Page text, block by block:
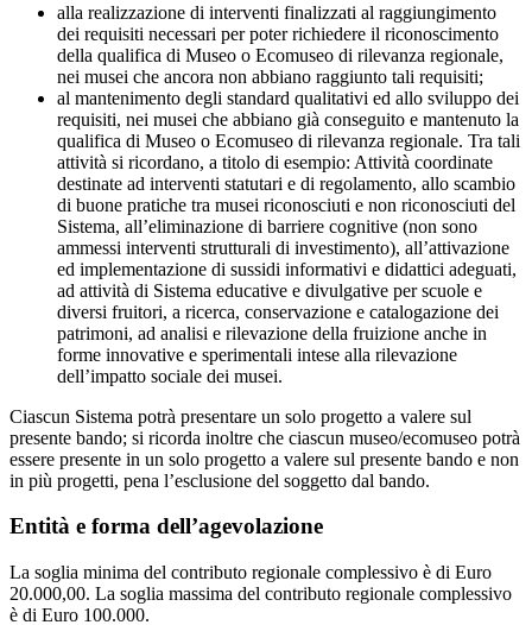
alla realizzazione di interventi finalizzati al raggiungimento
dei requisiti necessari per poter richiedere il riconoscimento
della qualifica di Museo o Ecomuseo di rilevanza regionale,
nei musei che ancora non abbiano raggiunto tali requisiti;
al mantenimento degli standard qualitativi ed allo sviluppo dei
requisiti, nei musei che abbiano già conseguito e mantenuto la
qualifica di Museo o Ecomuseo di rilevanza regionale. Tra tali
attività si ricordano, a titolo di esempio: Attività coordinate
destinate ad interventi statutari e di regolamento, allo scambio
di buone pratiche tra musei riconosciuti e non riconosciuti del
Sistema, all’eliminazione di barriere cognitive (non sono
ammessi interventi strutturali di investimento), all’attivazione
ed implementazione di sussidi informativi e didattici adeguati,
ad attività di Sistema educative e divulgative per scuole e
diversi fruitori, a ricerca, conservazione e catalogazione dei
patrimoni, ad analisi e rilevazione della fruizione anche in
forme innovative e sperimentali intese alla rilevazione
dell’impatto sociale dei musei.
Ciascun Sistema potrà presentare un solo progetto a valere sul
presente bando; si ricorda inoltre che ciascun museo/ecomuseo potrà
essere presente in un solo progetto a valere sul presente bando e non
in più progetti, pena l’esclusione del soggetto dal bando.
Entità e forma dell’agevolazione
La soglia minima del contributo regionale complessivo è di Euro
20.000,00. La soglia massima del contributo regionale complessivo
è di Euro 100.000.